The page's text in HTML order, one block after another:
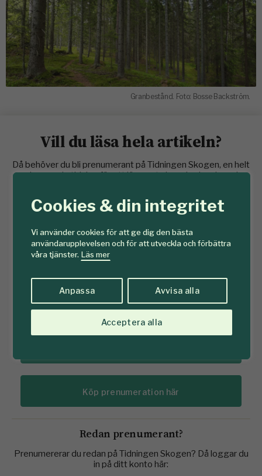
Cookies & din integritet
Vi använder cookies för att ge dig den bästa
användarupplevelsen och för att utveckla och förbättra
våra tjänster. Läs mer
Anpassa Avvisa alla
Acceptera alla
Granbestånd. Foto: Bosse Backström.
Vill du läsa hela artikeln?
Då behöver du bli prenumerant på Tidningen Skogen, en helt
oberoende tidning för ett lönsamt skogsbruk och god
även valmöjligheten att bli medlem i Föreningen Skogen för
att ta del av ännu mer kunskap genom exkursioner och
digitala skogsfrukostar.
Tillgång till artiklar på skogen.se
E-tidning
Mediaarkiv
Köp prenumeration här
Redan prenumerant?
Prenumererar du redan på Tidningen Skogen? Då loggar du
in på ditt konto här: